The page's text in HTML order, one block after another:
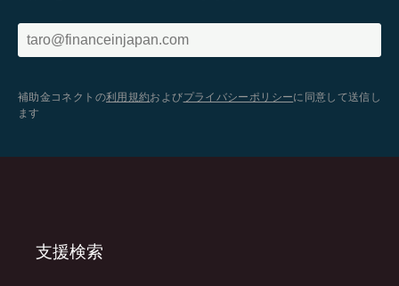
補助金コネクトの利用規約およびプライバシーポリシーに同意して送信し
ます
支援検索